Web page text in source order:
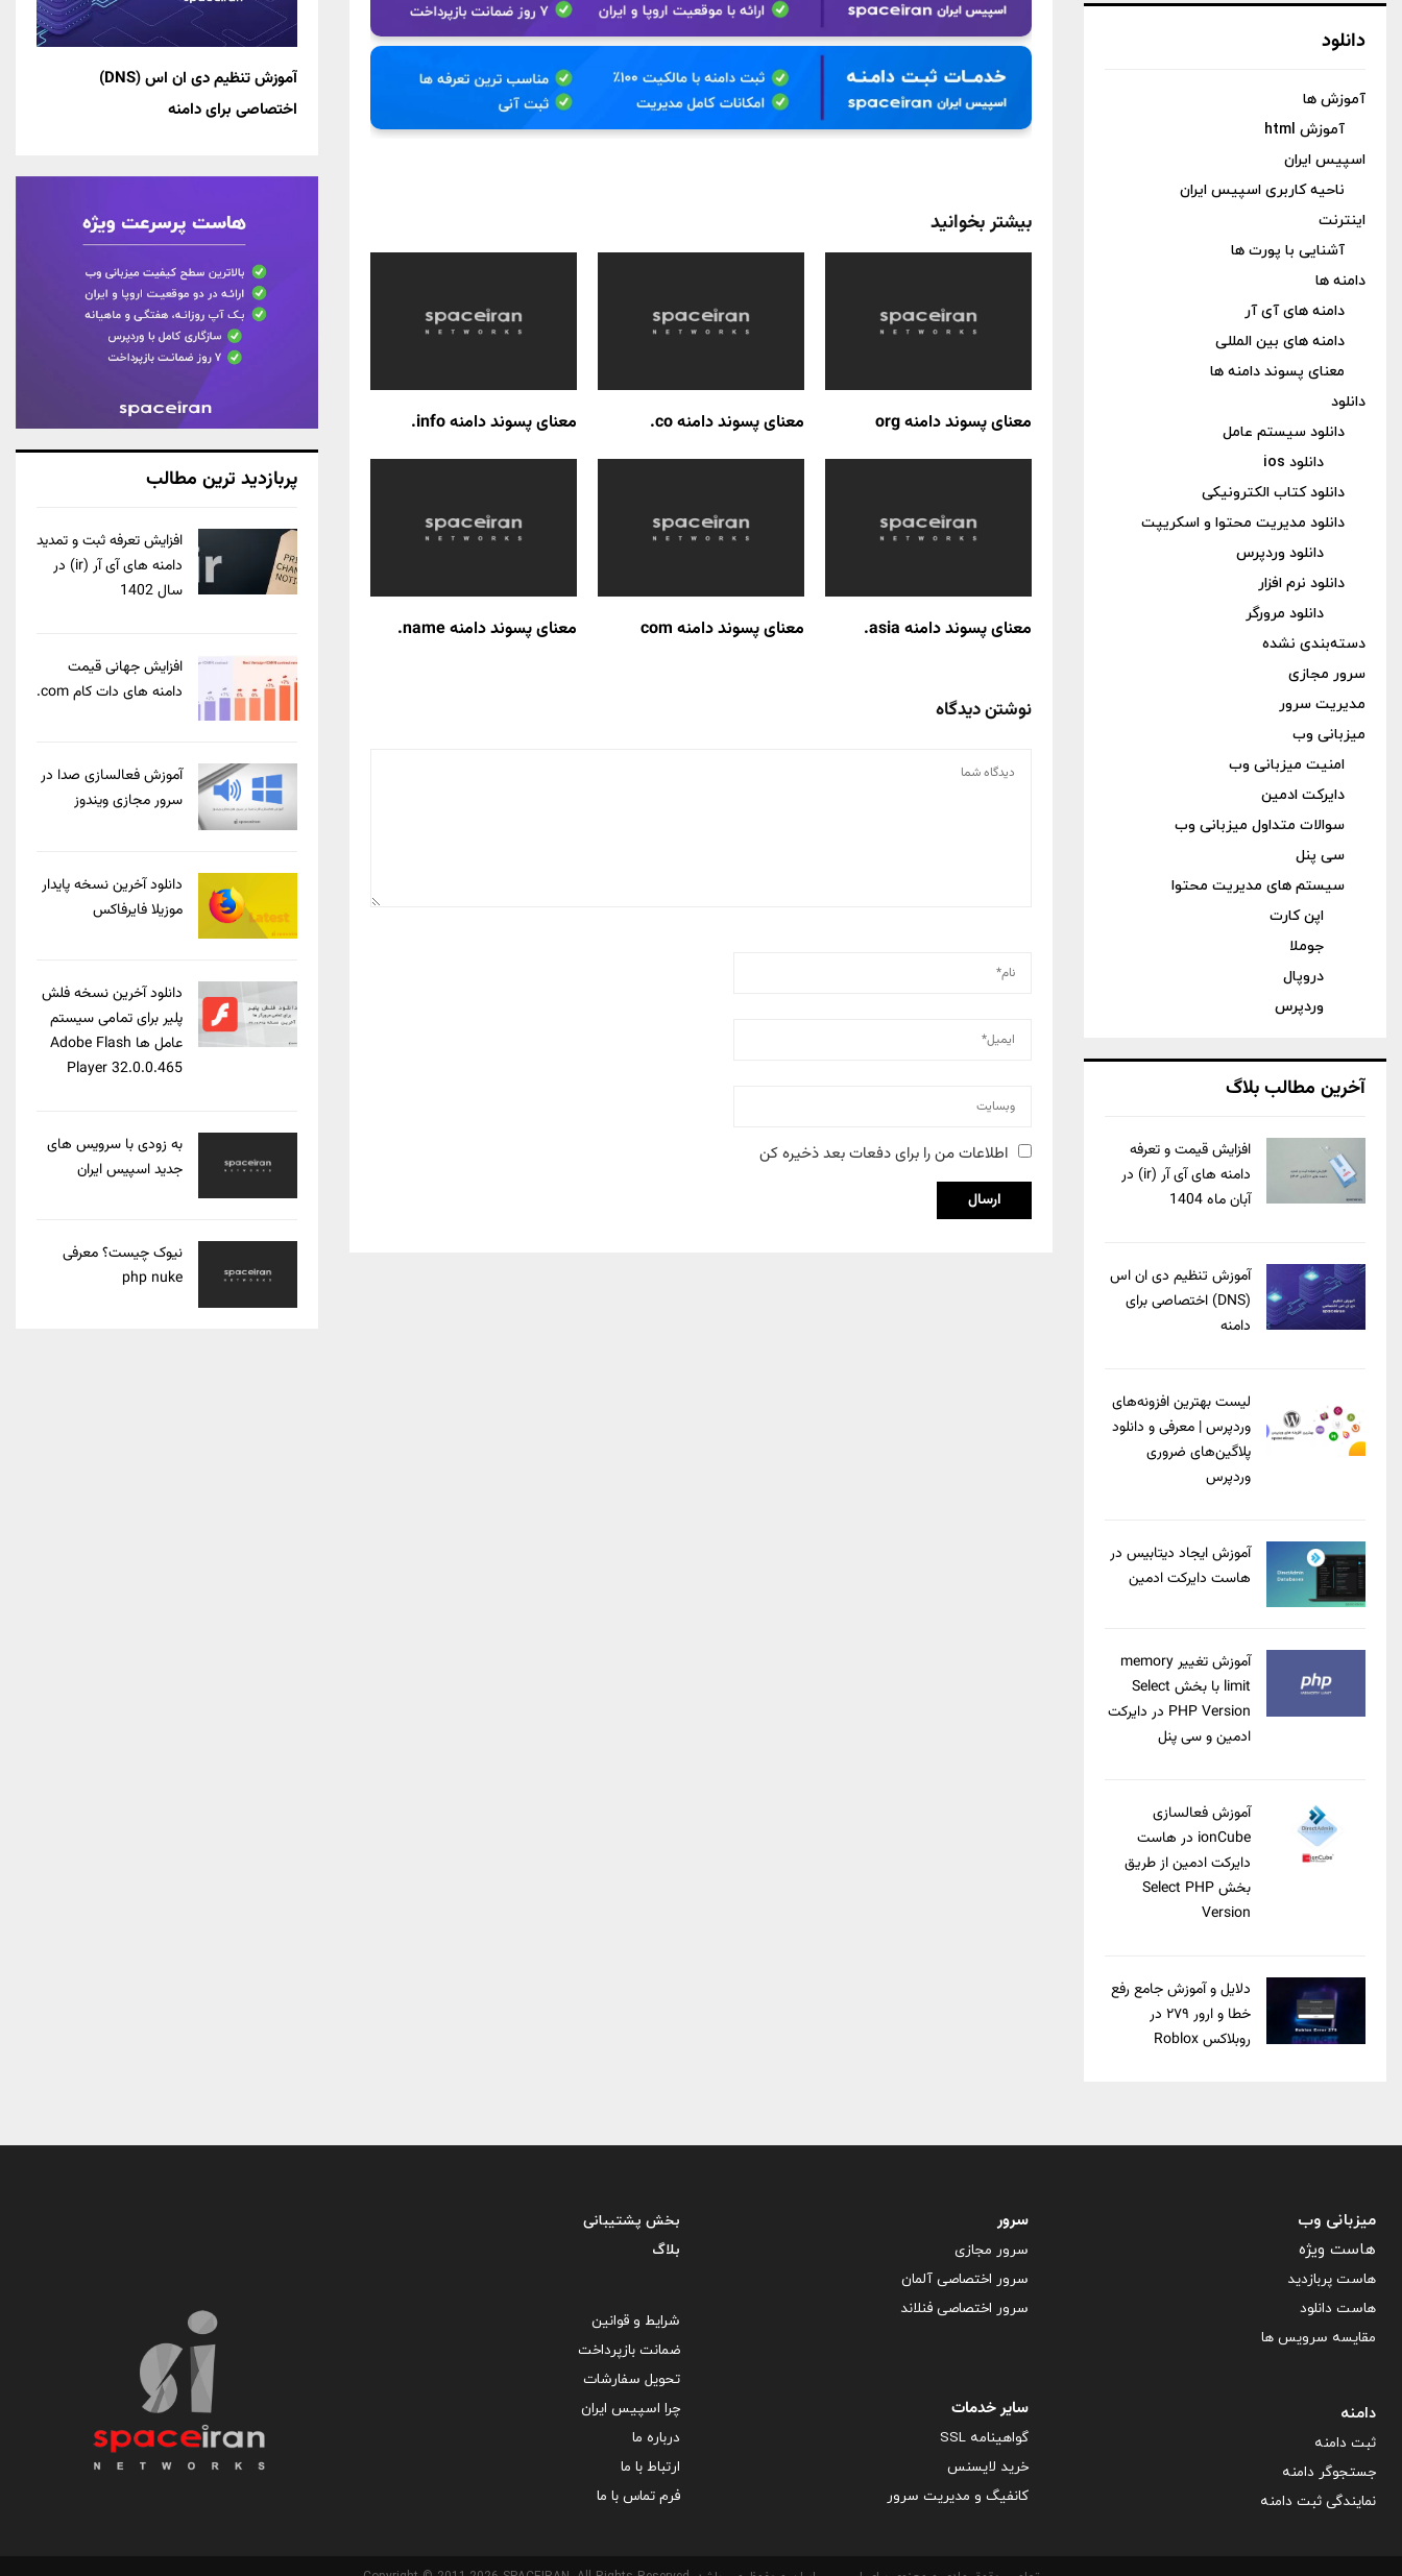
بیشتر بخوانید
معنای پسوند دامنه org معنای پسوند دامنه co. معنای پسوند دامنه info.
معنای پسوند دامنه asia. معنای پسوند دامنه com معنای پسوند دامنه name.
نوشتن دیدگاه
اطلاعات من را برای دفعات بعد ذخیره کن
دانلود
آموزش ها
آموزش html
اسپیس ایران
ناحیه کاربری اسپیس ایران
اینترنت
آشنایی با پورت ها
دامنه ها
دامنه های آی آر
دامنه های بین المللی
معنای پسوند دامنه ها
دانلود
دانلود سیستم عامل
دانلود ios
دانلود کتاب الکترونیکی
دانلود مدیریت محتوا و اسکریپت
دانلود وردپرس
دانلود نرم افزار
دانلود مرورگر
دسته‌بندی نشده
سرور مجازی
مدیریت سرور
میزبانی وب
امنیت میزبانی وب
دایرکت ادمین
سوالات متداول میزبانی وب
سی پنل
سیستم های مدیریت محتوا
اپن کارت
جوملا
دروپال
وردپرس
آخرین مطالب بلاگ
افزایش قیمت و تعرفه
دامنه های آی آر (ir) در
آبان ماه 1404
آموزش تنظیم دی ان اس
(DNS) اختصاصی برای
دامنه
لیست بهترین افزونه‌های
وردپرس | معرفی و دانلود
پلاگین‌های ضروری
وردپرس
آموزش ایجاد دیتابیس در
هاست دایرکت ادمین
آموزش تغییر memory
limit با بخش Select
PHP Version در دایرکت
ادمین و سی پنل
آموزش فعالسازی
ionCube در هاست
دایرکت ادمین از طریق
بخش Select PHP
Version
دلایل و آموزش جامع رفع
خطا و ارور ۲۷۹ در
روبلاکس Roblox
آموزش تنظیم دی ان اس (DNS)
اختصاصی برای دامنه
پربازدید ترین مطالب
افزایش تعرفه ثبت و تمدید
دامنه های آی آر (ir) در
سال 1402
افزایش جهانی قیمت
دامنه های دات کام com.
آموزش فعالسازی صدا در
سرور مجازی ویندوز
دانلود آخرین نسخه پایدار
موزیلا فایرفاکس
دانلود آخرین نسخه فلش
پلیر برای تمامی سیستم
عامل ها Adobe Flash
Player 32.0.0.465
به زودی با سرویس های
جدید اسپیس ایران
نیوک چیست؟ معرفی
php nuke
میزبانی وب
هاست ویژه
هاست پربازدید
هاست دانلود
مقایسه سرویس ها
دامنه
ثبت دامنه
جستجوگر دامنه
نمایندگی ثبت دامنه
سرور
سرور مجازی
سرور اختصاصی آلمان
سرور اختصاصی فنلاند
سایر خدمات
گواهینامه SSL
خرید لایسنس
کانفیگ و مدیریت سرور
بخش پشتیبانی
بلاگ
شرایط و قوانین
ضمانت بازپرداخت
تحویل سفارشات
چرا اسپیس ایران
درباره ما
ارتباط با ما
فرم تماس با ما